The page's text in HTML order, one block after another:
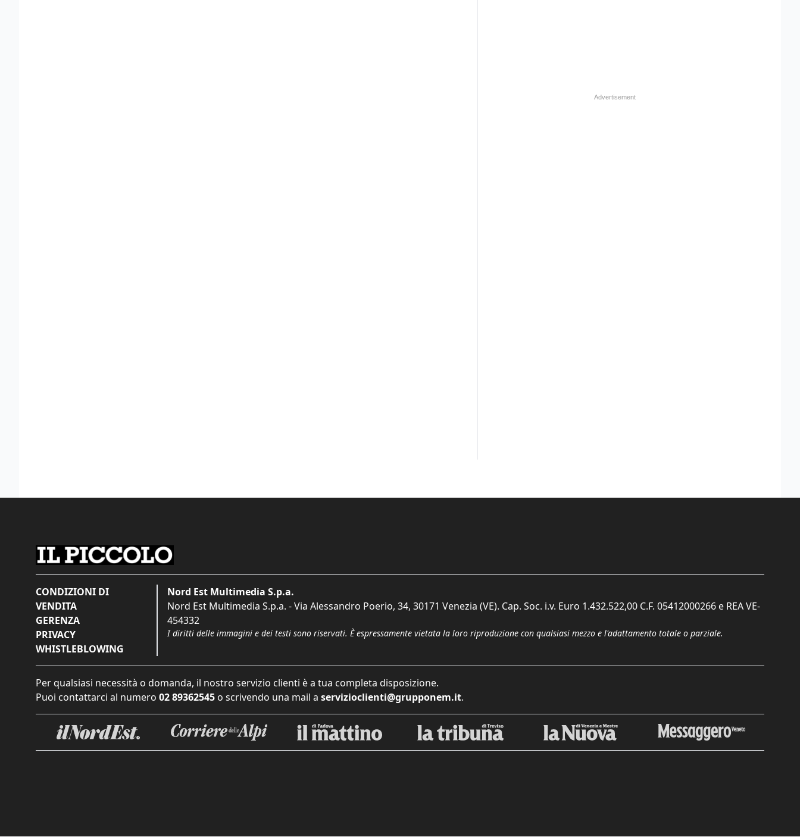
CONDIZIONI DI
VENDITA
GERENZA
PRIVACY
WHISTLEBLOWING
Nord Est Multimedia S.p.a.
Nord Est Multimedia S.p.a. - Via Alessandro Poerio, 34, 30171 Venezia (VE). Cap. Soc. i.v. Euro 1.432.522,00 C.F. 05412000266 e REA VE-
454332
I diritti delle immagini e dei testi sono riservati. È espressamente vietata la loro riproduzione con qualsiasi mezzo e l'adattamento totale o parziale.
Per qualsiasi necessità o domanda, il nostro servizio clienti è a tua completa disposizione.
Puoi contattarci al numero 02 89362545 o scrivendo una mail a servizioclienti@grupponem.it.